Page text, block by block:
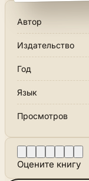
Автор
Издательство
Год
Язык
Просмотров
Оцените книгу